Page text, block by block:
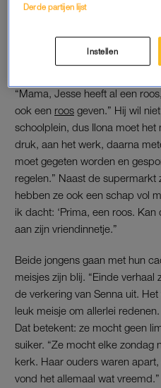
oud is er nog helemaal niet
“Mama, Jesse heeft al een
ook een roos geven.” Hij wil
schoolplein, dus Ilona moet het
druk, aan het werk, daarna
moet gegeten worden en
regelen.” Naast de supermarkt
hebben ze ook een schap vol
ik dacht: ‘Prima, een roos.
aan zijn vriendinnetje.”
Beide jongens gaan met hun
meisjes zijn blij. “Einde verhaal
de verkering van Senna uit.
leuk meisje om allerlei
Dat betekent: ze mocht geen
suiker. “Ze mocht elke zondag
kerk. Haar ouders waren
vond het allemaal wat vreemd.”
Derde partijen lijst
Instellen